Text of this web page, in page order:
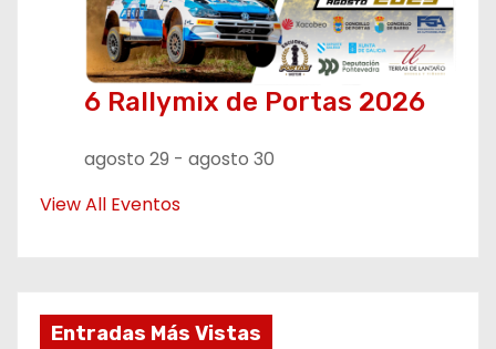
6 Rallymix de Portas 2026
agosto 29 - agosto 30
View All Eventos
Entradas Más Vistas